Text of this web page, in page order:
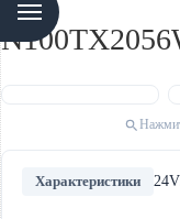
Характеристики